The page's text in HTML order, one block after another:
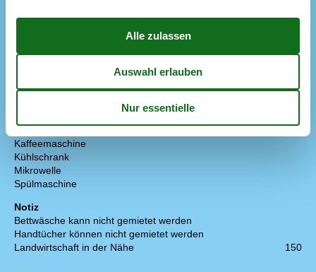
Entfernung Einkauf
2,5 km
Rauchfreies Haus
Abzugshaube
Die Küche verfügt über Warmwasser
Kaffeemaschine
Kühlschrank
Mikrowelle
Spülmaschine
Notiz
Bettwäsche kann nicht gemietet werden
Handtücher können nicht gemietet werden
Landwirtschaft in der Nähe
150